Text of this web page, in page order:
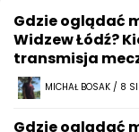
Gdzie oglądać
Widzew Łódź?
transmisja
MICHAŁ BOSAK / 8
Gdzie oglądać